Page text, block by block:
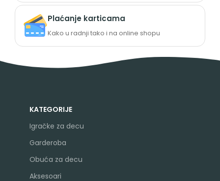
Plaćanje karticama
Kako u radnji tako i na online shopu
KATEGORIJE
Igračke za decu
Garderoba
Obuća za decu
Aksesoari